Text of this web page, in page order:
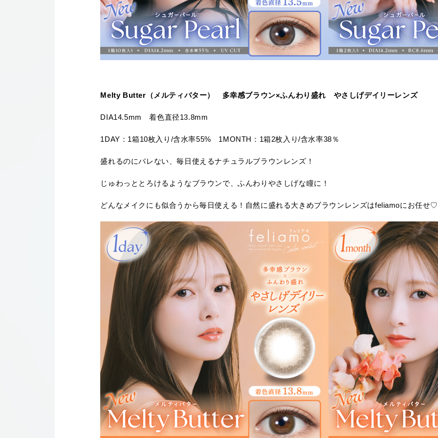
Melty Butter（メルティバター） 多幸感ブラウン×ふんわり盛れ やさしげデイリーレンズ
DIA14.5mm 着色直径13.8mm
1DAY：1箱10枚入り/含水率55% 1MONTH：1箱2枚入り/含水率38％
盛れるのにバレない、毎日使えるナチュラルブラウンレンズ！
じゅわっととろけるようなブラウンで、ふんわりやさしげな瞳に！
どんなメイクにも似合うから毎日使える！自然に盛れる大きめブラウンレンズはfeliamoにお任せ♡